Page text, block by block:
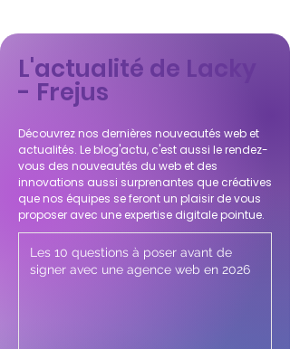
L'actualité de Lacky
- Frejus
Découvrez nos dernières nouveautés web et
actualités. Le blog'actu, c'est aussi le rendez-
vous des nouveautés du web et des
innovations aussi surprenantes que créatives
que nos équipes se feront un plaisir de vous
proposer avec une expertise digitale pointue.
Les 10 questions à poser avant de
signer avec une agence web en 2026